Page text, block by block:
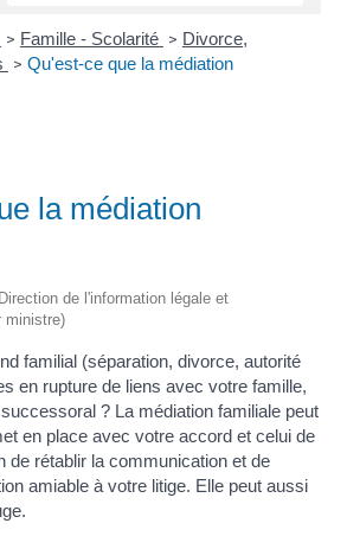
> Famille - Scolarité > Divorce,
> Qu'est-ce que la médiation
la médiation
de l'information légale et
ministre)
familial (séparation, divorce, autorité
en rupture de liens avec votre famille,
? La médiation familiale peut
en place avec votre accord et celui de
de rétablir la communication et de
amiable à votre litige. Elle peut aussi